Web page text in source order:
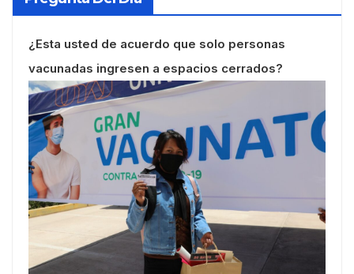
¿Esta usted de acuerdo que solo personas
vacunadas ingresen a espacios cerrados?